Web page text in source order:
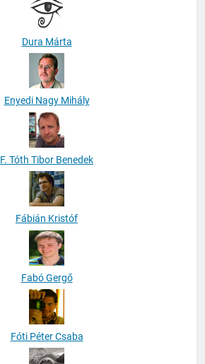
Dura Márta
Enyedi Nagy Mihály
F. Tóth Tibor Benedek
Fábián Kristóf
Fabó Gergő
Fóti Péter Csaba